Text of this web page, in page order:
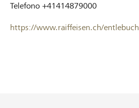
Telefono +41414879000
https://www.raiffeisen.ch/entlebuch